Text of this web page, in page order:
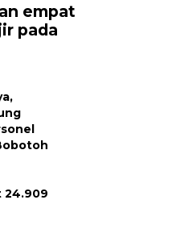
empat
pada
24.909